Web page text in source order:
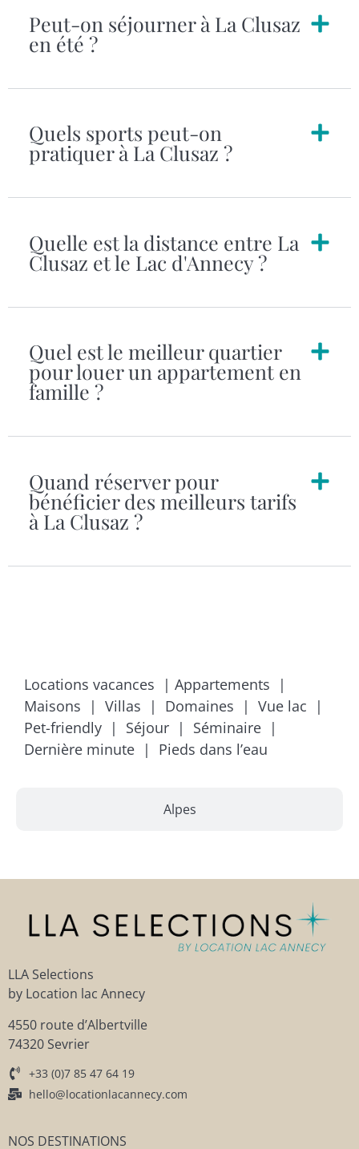
Peut-on séjourner à La Clusaz
en été ?
Quels sports peut-on
pratiquer à La Clusaz ?
Quelle est la distance entre La
Clusaz et le Lac d'Annecy ?
Quel est le meilleur quartier
pour louer un appartement en
famille ?
Quand réserver pour
bénéficier des meilleurs tarifs
à La Clusaz ?
Alpes
Locations vacances | Appartements
|
Maisons | Villas | Domaines | Vue lac |
Pet-friendly | Séjour | Séminaire |
Dernière minute |
Pieds dans l’eau
LLA Selections
by Location lac Annecy
4550 route d’Albertville
74320 Sevrier
+33 (0)7 85 47 64 19
hello@locationlacannecy.com
NOS DESTINATIONS